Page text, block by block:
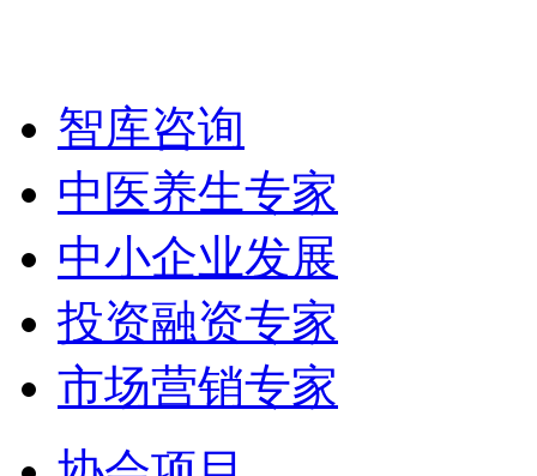
智库咨询
中医养生专家
中小企业发展
投资融资专家
市场营销专家